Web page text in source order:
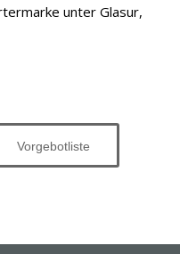
unter Glasur,
Vorgebotliste